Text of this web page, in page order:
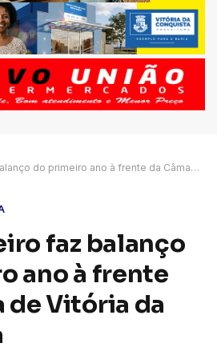
primeiro ano à frente da Câmara de Vitória da Conquista
faz balanço
ano à frente
de Vitória da